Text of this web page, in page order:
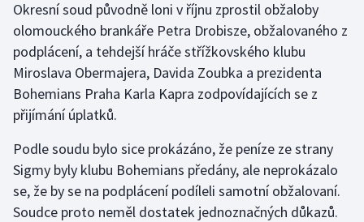
Judo
Krasobruslení
Lezení
Lyže a snowboard
Moderní pětiboj
Okresní soud původně loni v říjnu zprostil obžaloby
olomouckého brankáře Petra Drobisze, obžalovaného z
podplácení, a tehdejší hráče střížkovského klubu
Miroslava Obermajera, Davida Zoubka a prezidenta
Bohemians Praha Karla Kapra zodpovídajících se z
přijímání úplatků.
Podle soudu bylo sice prokázáno, že peníze ze strany
Sigmy byly klubu Bohemians předány, ale neprokázalo
se, že by se na podplácení podíleli samotní obžalovaní.
Soudce proto neměl dostatek jednoznačných důkazů.